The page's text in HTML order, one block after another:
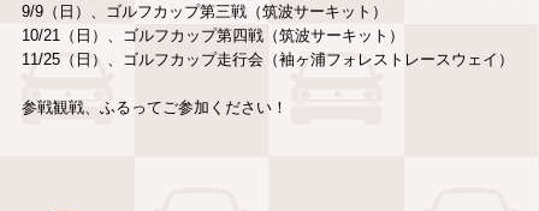
9/9（日）、ゴルフカップ第三戦（筑波サーキット）
10/21（日）、ゴルフカップ第四戦（筑波サーキット）
11/25（日）、ゴルフカップ走行会（袖ヶ浦フォレストレースウェイ）
参戦観戦、ふるってご参加ください！